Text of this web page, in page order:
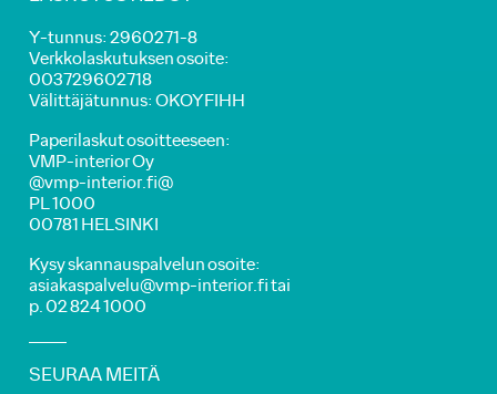
Y-tunnus: 2960271-8
Verkkolaskutuksen osoite:
003729602718
Välittäjätunnus: OKOYFIHH
Paperilaskut osoitteeseen:
VMP-interior Oy
@vmp-interior.fi@
PL 1000
00781 HELSINKI
Kysy skannauspalvelun osoite:
asiakaspalvelu@vmp-interior.fi tai
p. 02 824 1000
SEURAA MEITÄ